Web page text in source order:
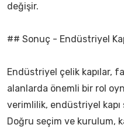
değişir.
## Sonuç - Endüstriyel
Endüstriyel çelik kapılar,
alanlarda önemli bir rol
verimlilik, endüstriyel
Doğru seçim ve kurulum,